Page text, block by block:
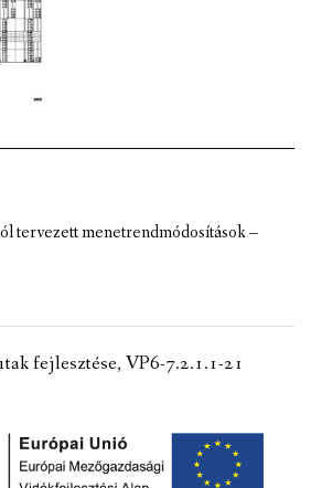
tervezett menetrendmódosítások –
fejlesztése, VP6-7.2.1.1-21